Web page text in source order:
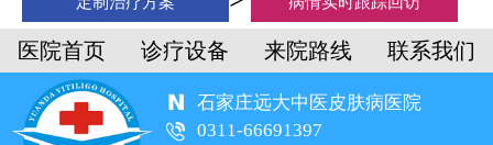
医院首页 诊疗设备 来院路线 联系我们
石家庄远大中医皮肤病医院
0311-66691397